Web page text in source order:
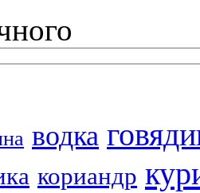
водка
кориандр